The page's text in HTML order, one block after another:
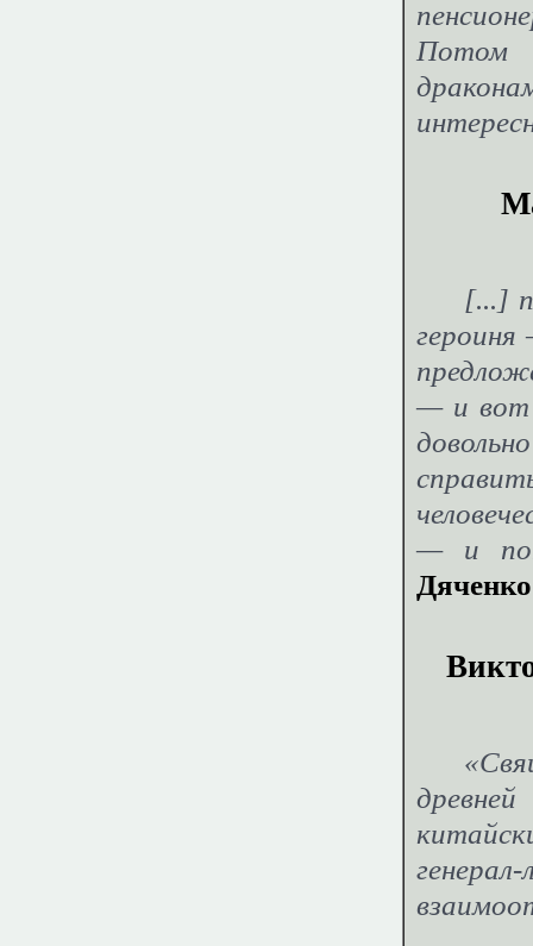
Потом
[...]
— и вот
— и
Дяченко